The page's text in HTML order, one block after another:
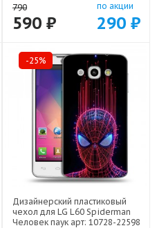
790
590 ₽
по акции
290 ₽
-25%
Дизайнерский пластиковый
чехол для LG L60 Spiderman
Человек паук арт: 10728-22598